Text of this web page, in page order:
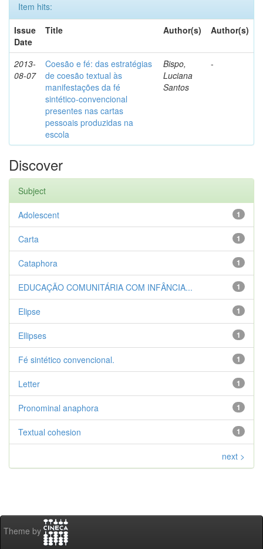
Item hits:
Issue
Date
Title Author(s) Author(s)
2013-
08-07
Coesão e fé: das estratégias
de coesão textual às
manifestações da fé
sintético-convencional
presentes nas cartas
pessoais produzidas na
escola
Bispo,
Luciana
Santos
-
Discover
Subject
1
Adolescent
1
Carta
1
Cataphora
1
EDUCAÇÃO COMUNITÁRIA COM INFÂNCIA...
1
Elipse
1
Ellipses
1
Fé sintético convencional.
1
Letter
1
Pronominal anaphora
1
Textual cohesion
next >
Theme by